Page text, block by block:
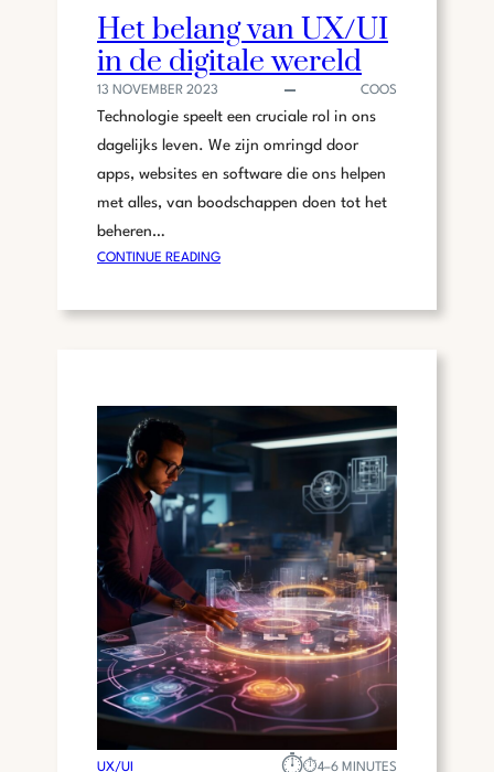
X
E
N
I
Het belang van UX/UI
in de digitale wereld
13 NOVEMBER 2023 COOS
Technologie speelt een cruciale rol in ons
dagelijks leven. We zijn omringd door
apps, websites en software die ons helpen
met alles, van boodschappen doen tot het
beheren…
CONTINUE READING:
G
V
A
N
U
X
/
U
I
I
N
UX/UI ⏱︎⏱︎4–6 MINUTES